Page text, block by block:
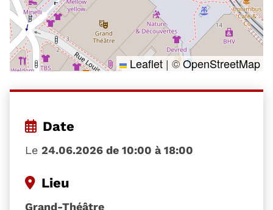
Leaflet | ©OpenStreetMap
Date
Le 24.06.2026 de 10:00 à 18:00
Lieu
Grand-Théâtre